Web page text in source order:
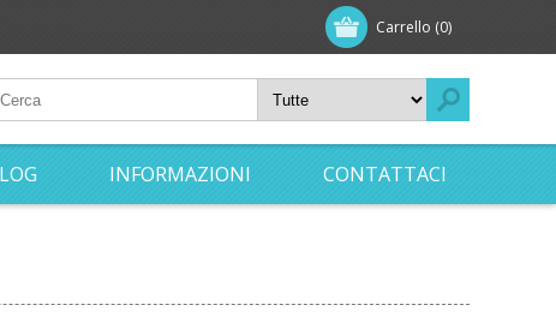
Carrello (0)
INFORMAZIONI CONTATTACI